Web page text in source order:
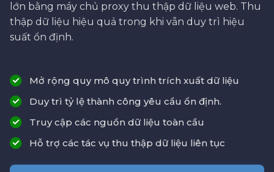
lớn bằng máy chủ proxy thu thập dữ liệu web. Thu
thập dữ liệu hiệu quả trong khi vẫn duy trì hiệu
suất ổn định.
Mở rộng quy mô quy trình trích xuất dữ liệu
Duy trì tỷ lệ thành công yêu cầu ổn định.
Truy cập các nguồn dữ liệu toàn cầu
Hỗ trợ các tác vụ thu thập dữ liệu liên tục